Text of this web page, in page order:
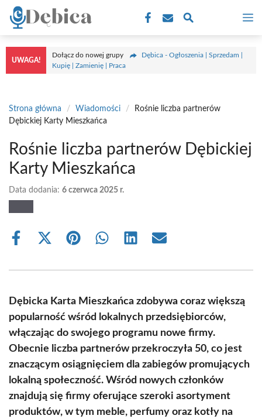
Przejdź
treści
UWAGA!
Dołącz do nowej grupy
Dębica - Ogłoszenia | Sprzedam |
Kupię | Zamienię | Praca
Strona główna / Wiadomości /
Rośnie liczba partnerów
Dębickiej Karty Mieszkańca
Rośnie liczba partnerów Dębickiej
Karty Mieszkańca
Data dodania: 6 czerwca 2025 r.
Share
Share
(Twitter)
Share Share Share Share
Dębicka Karta Mieszkańca zdobywa coraz większą
popularność wśród lokalnych przedsiębiorców,
włączając do swojego programu nowe firmy.
Obecnie liczba partnerów przekroczyła 50, co jest
znaczącym osiągnięciem dla zabiegów promujących
lokalną społeczność. Wśród nowych członków
znajdują się firmy oferujące szeroki asortyment
produktów, w tym meble, perfumy oraz kotły na